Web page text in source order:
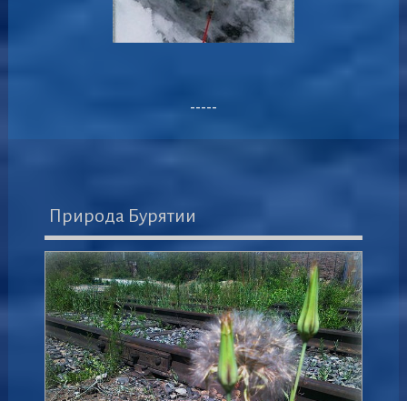
-----
Природа Бурятии